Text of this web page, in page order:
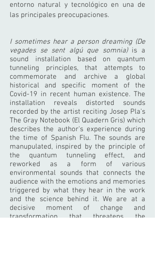
entorno natural y tecnológico en una de
las principales preocupaciones.
I sometimes hear a person dreaming (De
vegades se sent algú que somnia) is a
sound installation based on quantum
tunneling principles, that attempts to
commemorate and archive a global
historical and specific moment of the
Covid-19 in recent human existence. The
installation reveals distorted sounds
recorded by the artist reciting Josep Pla's
The Gray Notebook (El Quadern Gris) which
describes the author's experience during
the time of Spanish Flu. The sounds are
manupulated, inspired by the principle of
the quantum tunneling effect, and
reworked as a form of various
environmental sounds that connects the
audience with the emotions and memories
triggered by what they hear in the work
and the science behind it. We are at a
decisive moment of change and
transformation that threatens the